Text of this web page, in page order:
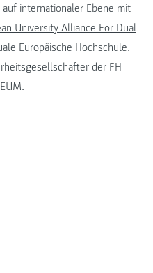
internationaler Ebene mit
University Alliance For Dual
Europäische Hochschule.
der FH